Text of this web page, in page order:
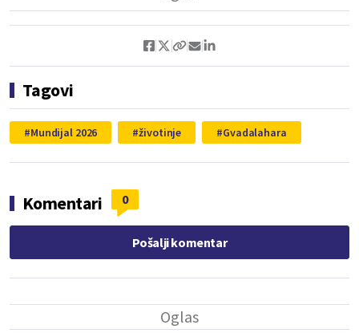
Tagovi
Mundijal 2026 životinje Gvadalahara
Komentari 0
Pošalji komentar